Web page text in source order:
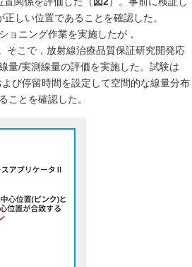
しい位置であることを確認した。
ョニング作業を実施したが，
そこで，放射線治療品質保証研究開発応
量/実測線量の評価を実施した。試験は
び停留時間を設定して空間的な線量分布
ことを確認した。